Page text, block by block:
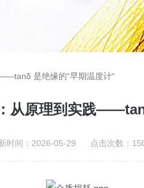
是绝缘的“早期温度计“
从原理到实践
时间：2026-05-29 点击次数：